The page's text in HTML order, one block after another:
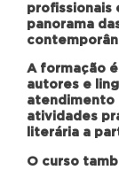
profissionais
panorama
A formação
autores e
atendimento
atividades
literária a
O curso